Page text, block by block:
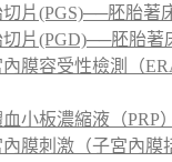
切片(PGS)──胚胎著
切片(PGD)──胚胎著
膜容受性檢測（
小板濃縮液（PRP）
膜刺激（子宮內膜